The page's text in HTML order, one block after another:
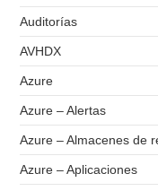
Auditorías
AVHDX
Azure
Azure – Alertas
Azure – Almacenes de
Azure – Aplicaciones